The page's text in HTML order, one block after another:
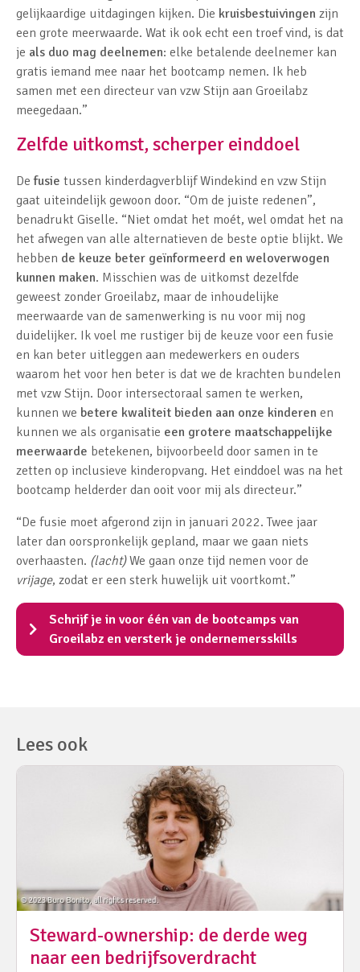
gelijkaardige uitdagingen kijken. Die kruisbestuivingen zijn
een grote meerwaarde. Wat ik ook echt een troef vind, is dat
je als duo mag deelnemen: elke betalende deelnemer kan
gratis iemand mee naar het bootcamp nemen. Ik heb
samen met een directeur van vzw Stijn aan Groeilabz
meegedaan.”
Zelfde uitkomst, scherper einddoel
Defusie tussen kinderdagverblijf Windekind en vzw Stijn
gaat uiteindelijk gewoon door. “Om de juiste redenen”,
benadrukt Giselle. “Niet omdat het moét, wel omdat het na
het afwegen van alle alternatieven de beste optie blijkt. We
hebben de keuze beter geïnformeerd en weloverwogen
kunnen maken. Misschien was de uitkomst dezelfde
geweest zonder Groeilabz, maar de inhoudelijke
meerwaarde van de samenwerking is nu voor mij nog
duidelijker. Ik voel me rustiger bij de keuze voor een fusie
en kan beter uitleggen aan medewerkers en ouders
waarom het voor hen beter is dat we de krachten bundelen
met vzw Stijn. Door intersectoraal samen te werken,
kunnen we betere kwaliteit bieden aan onze kinderen en
kunnen we als organisatie een grotere maatschappelijke
meerwaarde betekenen, bijvoorbeeld door samen in te
zetten op inclusieve kinderopvang. Het einddoel was na het
bootcamp helderder dan ooit voor mij als directeur.”
“De fusie moet afgerond zijn in januari 2022. Twee jaar
later dan oorspronkelijk gepland, maar we gaan niets
overhaasten. (lacht)We gaan onze tijd nemen voor de
vrijage, zodat er een sterk huwelijk uit voortkomt.”
Schrijf je in voor één van de bootcamps van
Groeilabz en versterk je ondernemersskills
Lees ook
Steward-ownership: de derde weg
naar een bedrijfsoverdracht